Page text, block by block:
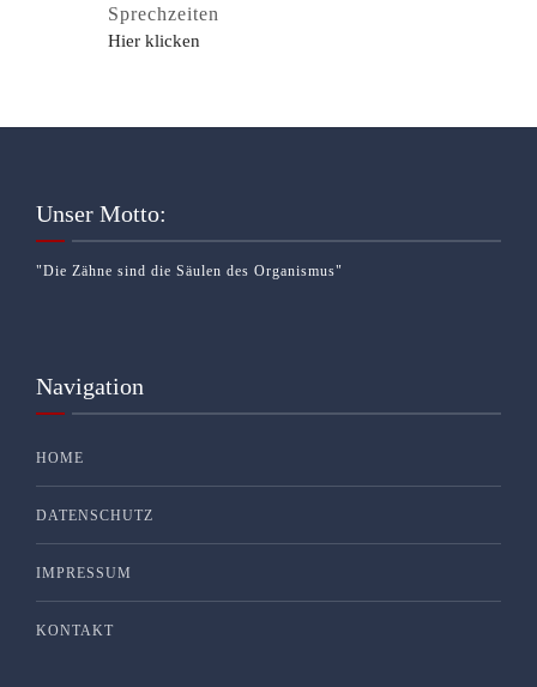
Sprechzeiten
Hier klicken
Unser Motto:
"Die Zähne sind die Säulen des Organismus"
Navigation
HOME
DATENSCHUTZ
IMPRESSUM
KONTAKT